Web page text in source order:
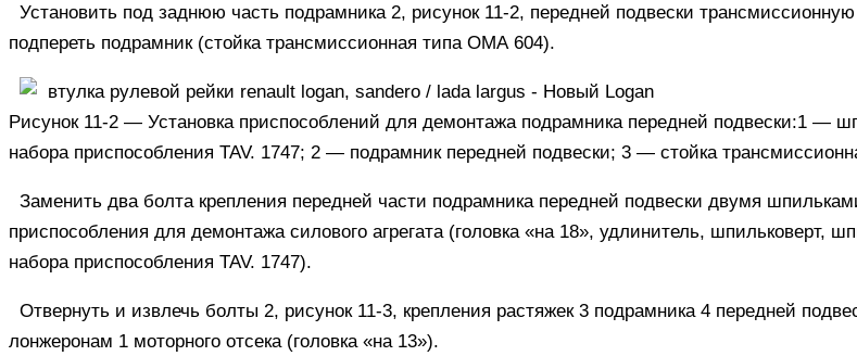
Установить под заднюю часть подрамника 2, рисунок 11-2, передней подвески трансмиссионную
подпереть подрамник (стойка трансмиссионная типа ОМА 604).
Рисунок 11-2 — Установка приспособлений для демонтажа подрамника передней подвески:1 —
набора приспособления TAV. 1747; 2 — подрамник передней подвески; 3 — стойка
Заменить два болта крепления передней части подрамника передней подвески двумя
приспособления для демонтажа силового агрегата (головка «на 18», удлинитель, шпильковерт,
набора приспособления TAV. 1747).
Отвернуть и извлечь болты 2, рисунок 11-3, крепления растяжек 3 подрамника 4 передней
лонжеронам 1 моторного отсека (головка «на 13»).